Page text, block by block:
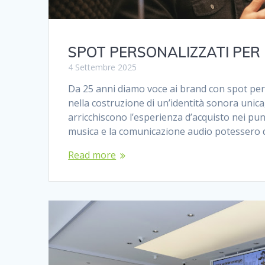
SPOT PERSONALIZZATI
4 Settembre 2025
Da 25 anni diamo voce ai brand con spot
nella costruzione di un’identità sonora
arricchiscono l’esperienza d’acquisto nei
musica e la comunicazione audio potessero
Read more